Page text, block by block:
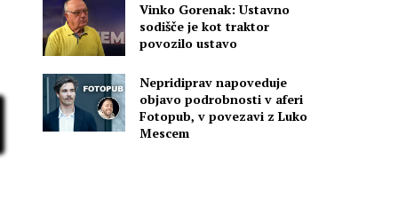
Vinko Gorenak: Ustavno
sodišče je kot traktor
povozilo ustavo
Nepridiprav napoveduje
objavo podrobnosti v aferi
Fotopub, v povezavi z Luko
Mescem